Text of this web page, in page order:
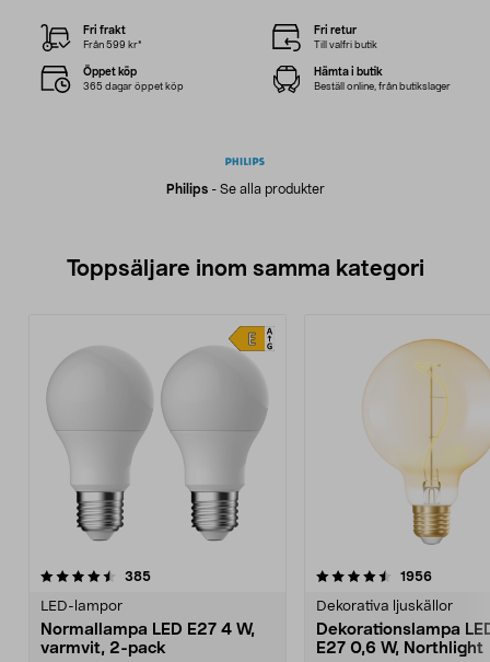
Philips- Se alla produkter
Fri frakt
Från 599 kr*
Fri retur
Till valfri butik
Öppet köp
365 dagar öppet köp
Hämta i butik
Beställ online, från butikslager
Toppsäljare inom samma kategori
385recensioner
LED-lampor
Normallampa LED E27 4 W,
varmvit, 2-pack
4.5 av 5 stjärnor 1956
Dekorativa ljuskällor
Dekorationslampa
E27 0,6 W, Northlight
4.5 av 5 stjärnor